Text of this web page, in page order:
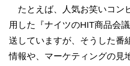
たとえば、人気お笑いコン
用した『ナイツのHIT商品会
送していますが、そうした番
情報や、マーケティングの見